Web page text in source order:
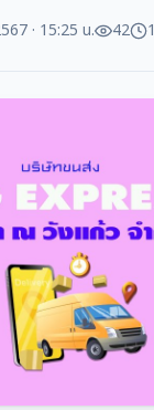
· 15:25 น. 42